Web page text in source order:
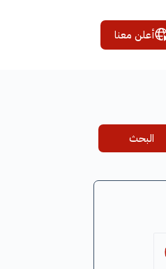
أعلن معنا
البحث